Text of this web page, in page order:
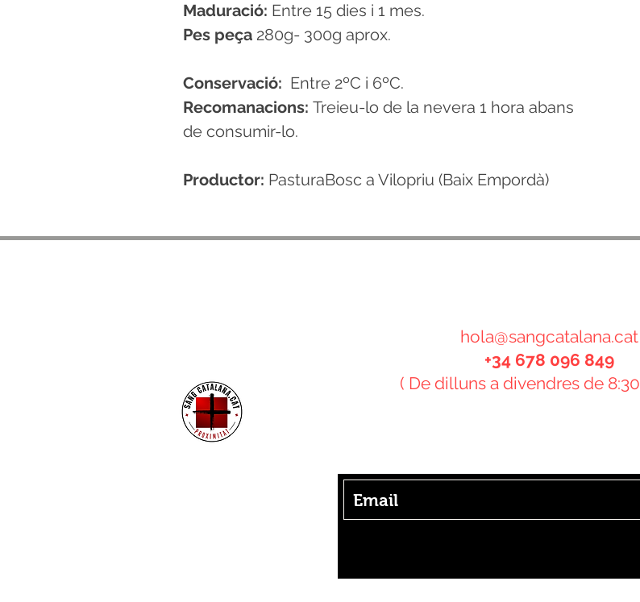
Maduració: Entre 15 dies i 1 mes.
Pes peça 280g- 300g aprox.
Conservació: Entre 2ºC i 6ºC.
Recomanacions: Treieu-lo de la nevera 1 hora abans
de consumir-lo.
Productor: PasturaBosc a Vilopriu (Baix Empordà)
hola@sangcatalana.cat
+34 678 096 849
( De dilluns a divendres de